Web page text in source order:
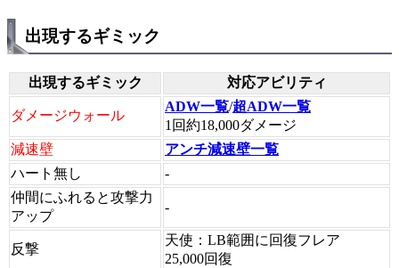
出現するギミック
出現するギミック 対応アビリティ
ダメージウォール
ADW一覧/超ADW一覧
1回約18,000ダメージ
減速壁
アンチ減速壁一覧
ハート無し
-
仲間にふれると攻撃力
アップ
-
反撃
天使：LB範囲に回復フレア
25,000回復